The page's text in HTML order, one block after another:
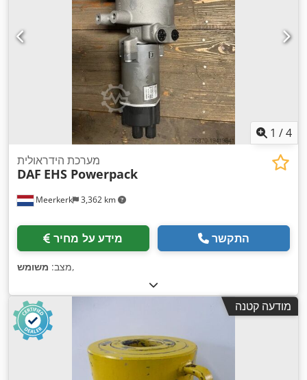
1 /4
Meerkerk 3,362 km
מערכת הידראולית
DAF EHS Powerpack
מידע על מחיר התקשר
מצב: משומש ,
מודעה קטנה